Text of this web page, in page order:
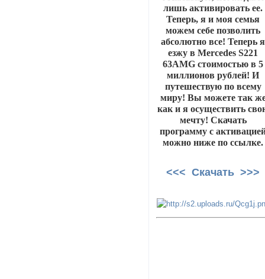
лишь активировать ее.
Теперь, я и моя семья
можем себе позволить
абсолютно все! Теперь я
езжу в Mercedes S221
63AMG стоимостью в 5
миллионов рублей! И
путешествую по всему
миру! Вы можете так
как и я осуществить
мечту! Скачать
программу с
можно ниже по ссылке.
<<< Скачать >>>